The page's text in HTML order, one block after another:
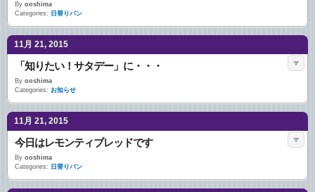
By ooshima
Categories: 日替りパン
11月 21, 2015
「知りたい！サタデー」に・・・
By ooshima
Categories: お知らせ
11月 21, 2015
今日はレモンティブレッドです
By ooshima
Categories: 日替りパン